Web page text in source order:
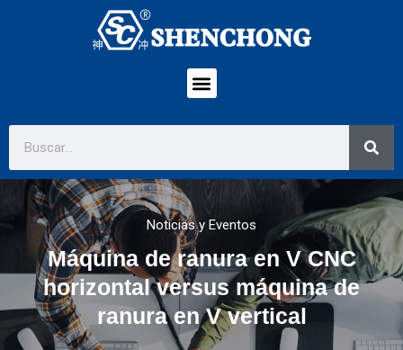
Noticias y Eventos
Máquina de ranura en V CNC
horizontal versus máquina de
ranura en V vertical